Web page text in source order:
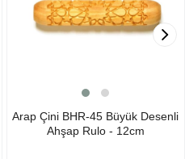
Arap Çini BHR-45 Büyük Desenli
Ahşap Rulo - 12cm